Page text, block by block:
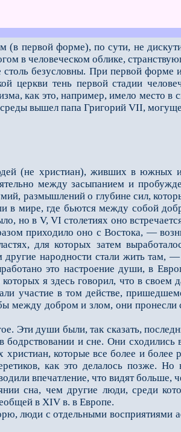
первой форме), по сути, не
в человеческом облике,
безусловны. При первой форме
церкви тень первой стадии
как это, например, имело место
вышел папа Григорий VII,
(не христиан), жив­ших в южных
между засыпанием и
размышлений о глубине сил,
в мире, где бьются между собой
но в V, VI столетиях оно
приходило оно с Востока, —
для которых затем
другие народности стали жить там,
это настроение души, в
я здесь говорил, что в
участие в том действе,
между добром и злом, они
Эти души были, так сказать,
бодрствова­нии и сне. Они
которые все более и более
как это делалось позже.
впечатление, что видят
сна, чем другие люди, среди
в ХIV в. в Европе.
люди с отдельными восприятиями